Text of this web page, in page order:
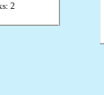
2